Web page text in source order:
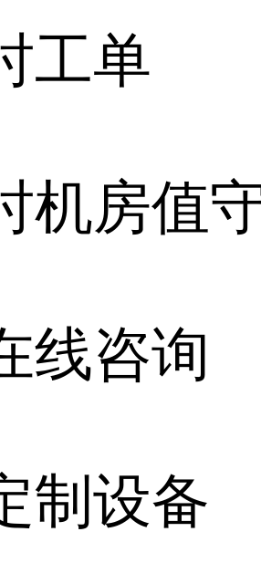
工单
机房值
线咨询
制设备